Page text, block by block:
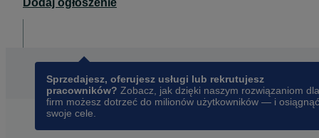
Dodaj ogłoszenie
Sprzedajesz, oferujesz usługi lub rekrutujesz
pracowników? Zobacz, jak dzięki naszym rozwiązaniom dla
firm możesz dotrzeć do milionów użytkowników — i osiągnąć
swoje cele.